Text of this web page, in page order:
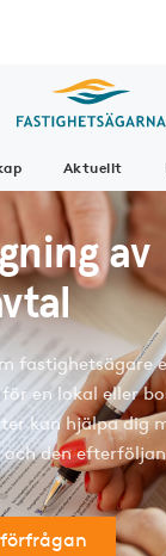
Aktuellt
av
fastighetsägare
en lokal eller
kan hjälpa dig
den